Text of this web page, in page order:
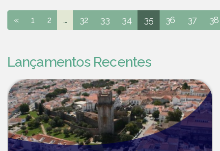
« 1 2 ... 32 33 34 35 36 37 38
Lançamentos Recentes